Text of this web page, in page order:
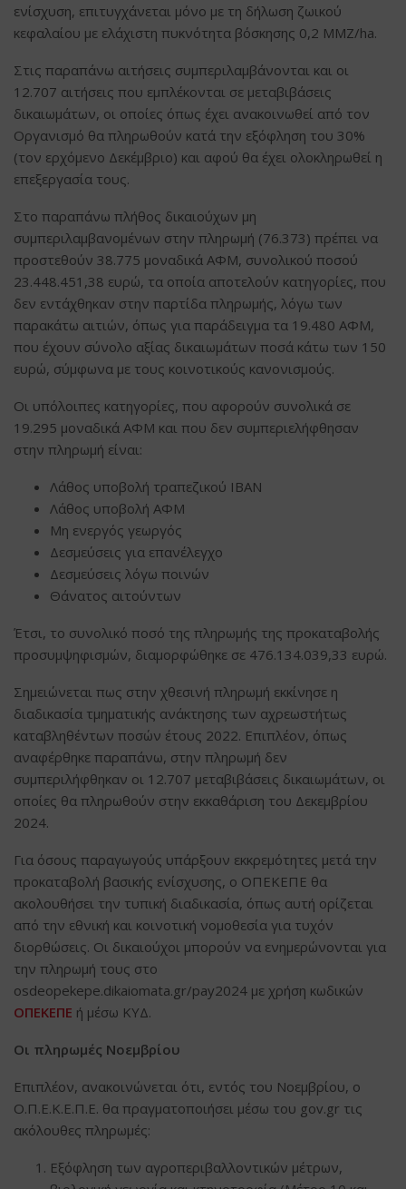
ενίσχυση, επιτυγχάνεται μόνο με τη δήλωση ζωικού
κεφαλαίου με ελάχιστη πυκνότητα βόσκησης 0,2 ΜΜΖ/ha.
Στις παραπάνω αιτήσεις συμπεριλαμβάνονται και οι
12.707 αιτήσεις που εμπλέκονται σε μεταβιβάσεις
δικαιωμάτων, οι οποίες όπως έχει ανακοινωθεί από τον
Οργανισμό θα πληρωθούν κατά την εξόφληση του 30%
(τον ερχόμενο Δεκέμβριο) και αφού θα έχει ολοκληρωθεί η
επεξεργασία τους.
Στο παραπάνω πλήθος δικαιούχων μη
συμπεριλαμβανομένων στην πληρωμή (76.373) πρέπει να
προστεθούν 38.775 μοναδικά ΑΦΜ, συνολικού ποσού
23.448.451,38 ευρώ, τα οποία αποτελούν κατηγορίες, που
δεν εντάχθηκαν στην παρτίδα πληρωμής, λόγω των
παρακάτω αιτιών, όπως για παράδειγμα τα 19.480 ΑΦΜ,
που έχουν σύνολο αξίας δικαιωμάτων ποσά κάτω των 150
ευρώ, σύμφωνα με τους κοινοτικούς κανονισμούς.
Οι υπόλοιπες κατηγορίες, που αφορούν συνολικά σε
19.295 μοναδικά ΑΦΜ και που δεν συμπεριελήφθησαν
στην πληρωμή είναι:
Λάθος υποβολή τραπεζικού ΙΒΑΝ
Λάθος υποβολή ΑΦΜ
Μη ενεργός γεωργός
Δεσμεύσεις για επανέλεγχο
Δεσμεύσεις λόγω ποινών
Θάνατος αιτούντων
Έτσι, το συνολικό ποσό της πληρωμής της προκαταβολής
προσυμψηφισμών, διαμορφώθηκε σε 476.134.039,33 ευρώ.
Σημειώνεται πως στην χθεσινή πληρωμή εκκίνησε η
διαδικασία τμηματικής ανάκτησης των αχρεωστήτως
καταβληθέντων ποσών έτους 2022. Επιπλέον, όπως
αναφέρθηκε παραπάνω, στην πληρωμή δεν
συμπεριλήφθηκαν οι 12.707 μεταβιβάσεις δικαιωμάτων, οι
οποίες θα πληρωθούν στην εκκαθάριση του Δεκεμβρίου
2024.
Για όσους παραγωγούς υπάρξουν εκκρεμότητες μετά την
προκαταβολή βασικής ενίσχυσης, ο ΟΠΕΚΕΠΕ θα
ακολουθήσει την τυπική διαδικασία, όπως αυτή ορίζεται
από την εθνική και κοινοτική νομοθεσία για τυχόν
διορθώσεις. Οι δικαιούχοι μπορούν να ενημερώνονται για
την πληρωμή τους στο
osdeopekepe.dikaiomata.gr/pay2024 με χρήση κωδικών
ΟΠΕΚΕΠΕ ή μέσω ΚΥΔ.
Οι πληρωμές Νοεμβρίου
Επιπλέον, ανακοινώνεται ότι, εντός του Νοεμβρίου, ο
Ο.Π.Ε.Κ.Ε.Π.Ε. θα πραγματοποιήσει μέσω του gov.gr τις
ακόλουθες πληρωμές:
Εξόφληση των αγροπεριβαλλοντικών μέτρων,